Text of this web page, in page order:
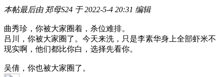
本帖最后由 郑母S24 于 2022-5-4 20:31 编辑
曲秀珍，你被大家圈着，杀位难排。
吕川，你被大家圈了。今天来洗，只是李素华身上全部虾米不
现实啊，他们都比你白，选择先看你。
吴倩，你也被大家圈了。